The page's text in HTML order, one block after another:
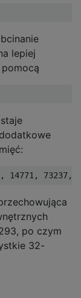
lepiej
po czym
32-